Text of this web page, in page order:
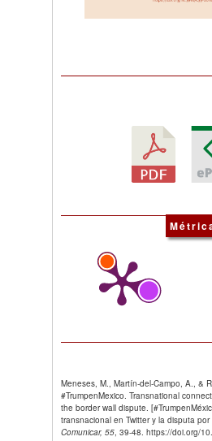
Meneses, M., Martín-del-Campo, A., &
#TrumpenMexico. Transnational
the border wall dispute.
transnacional en Twitter y la disputa
Comunicar, 55, 39-48. https://doi.org/